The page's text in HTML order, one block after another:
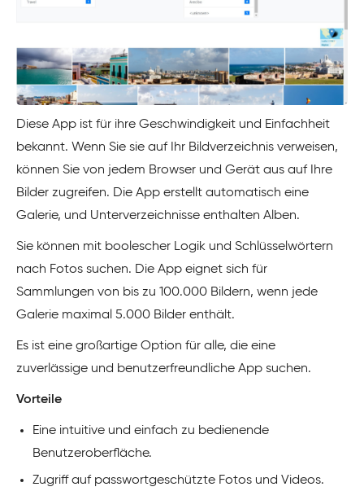
Diese App ist für ihre Geschwindigkeit und Einfachheit
bekannt. Wenn Sie sie auf Ihr Bildverzeichnis verweisen,
können Sie von jedem Browser und Gerät aus auf Ihre
Bilder zugreifen. Die App erstellt automatisch eine
Galerie, und Unterverzeichnisse enthalten Alben.
Sie können mit boolescher Logik und Schlüsselwörtern
nach Fotos suchen. Die App eignet sich für
Sammlungen von bis zu 100.000 Bildern, wenn jede
Galerie maximal 5.000 Bilder enthält.
Es ist eine großartige Option für alle, die eine
zuverlässige und benutzerfreundliche App suchen.
Vorteile
Eine intuitive und einfach zu bedienende
Benutzeroberfläche.
Zugriff auf passwortgeschützte Fotos und Videos.